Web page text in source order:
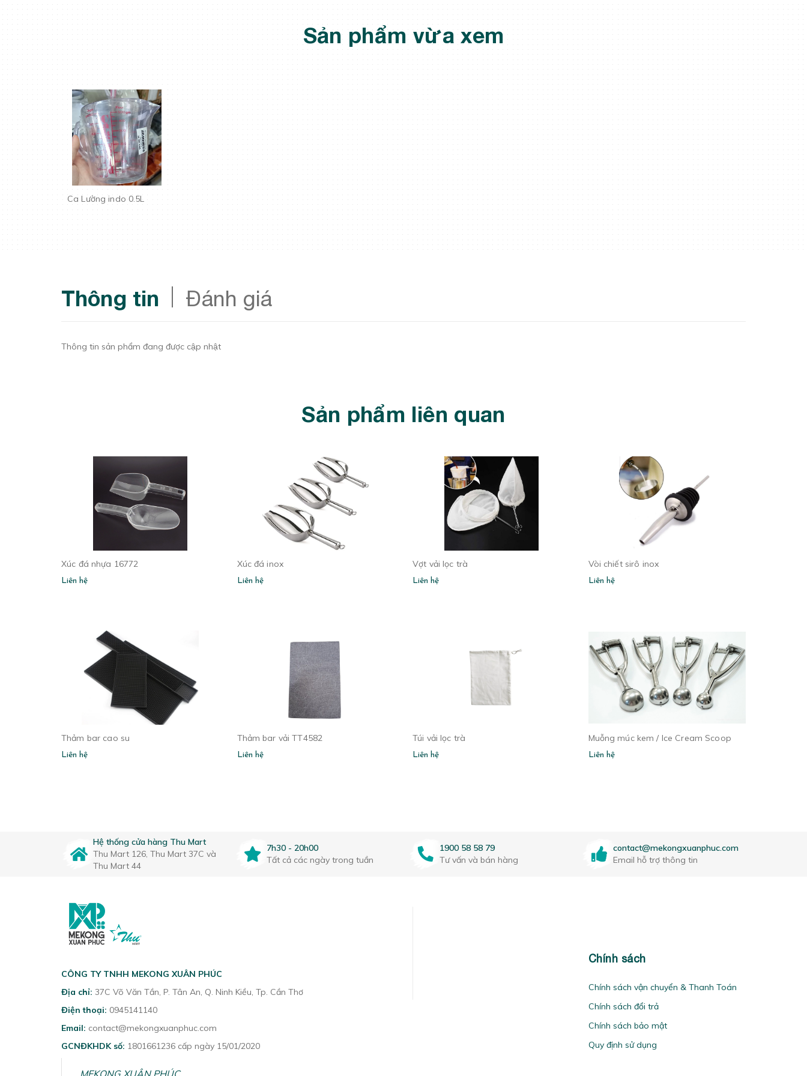
Sản phẩm vừa xem
Ca Lường indo 0.5L
Thông tin Đánh giá
Thông tin sản phẩm đang được cập nhật
Sản phẩm liên quan
Xúc đá nhựa 16772
Liên hệ
Xúc đá inox
Liên hệ
Vợt vải lọc trà
Liên hệ
Vòi chiết sirô inox
Liên hệ
Thảm bar cao su
Liên hệ
Thảm bar vải TT4582
Liên hệ
Túi vải lọc trà
Liên hệ
Muỗng múc kem / Ice Cream Scoop
Liên hệ
Hệ thống cửa hàng Thu Mart
Thu Mart 126, Thu Mart 37C và
Thu Mart 44
7h30 - 20h00
Tất cả các ngày trong tuần
1900 58 58 79
Tư vấn và bán hàng
contact@mekongxuanphuc.com
Email hỗ trợ thông tin
CÔNG TY TNHH MEKONG XUÂN PHÚC
Địa chỉ: 37C Võ Văn Tần, P. Tân An, Q. Ninh Kiều, Tp. Cần Thơ
Điện thoại: 0945141140
Email: contact@mekongxuanphuc.com
GCNĐKHDK số: 1801661236 cấp ngày 15/01/2020
Chính sách
Chính sách vận chuyển & Thanh Toán
Chính sách đổi trả
Chính sách bảo mật
Quy định sử dụng